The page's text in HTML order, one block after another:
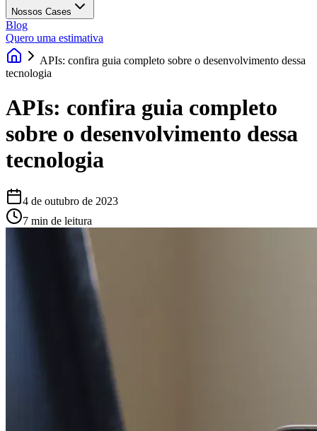
Nossos Cases
Blog
Quero uma estimativa
APIs: confira guia completo sobre o desenvolvimento dessa
tecnologia
APIs: confira guia completo
sobre o desenvolvimento dessa
tecnologia
4 de outubro de 2023
7 min de leitura